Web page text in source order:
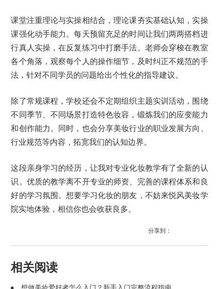
课堂注重理论与实操相结合，理论课夯实基础认知，实操
课强化动手能力。每天预留充足的时间让我们两两搭档进
行真人实操，在反复练习中打磨手法。老师会穿梭在教室
各个角落，观察每个人的操作细节，及时纠正不规范的手
法，针对不同学员的问题给出个性化的指导建议。
除了常规课程，学校还会不定期组织主题实训活动，围绕
不同季节、不同场景打造特色妆容，锻炼我们的应变能力
和创作能力。同时，也会分享美妆行业的职业发展方向、
行业规范等内容，拓宽我们的认知边界。
这段亲身学习的经历，让我对专业化妆教学有了全新的认
识。优质的教学离不开专业的师资、完善的课程体系和良
好的学习氛围。想要学习化妆的朋友，不妨来悦风美妆学
院实地体验，相信你也会收获良多。
分享到：
相关阅读